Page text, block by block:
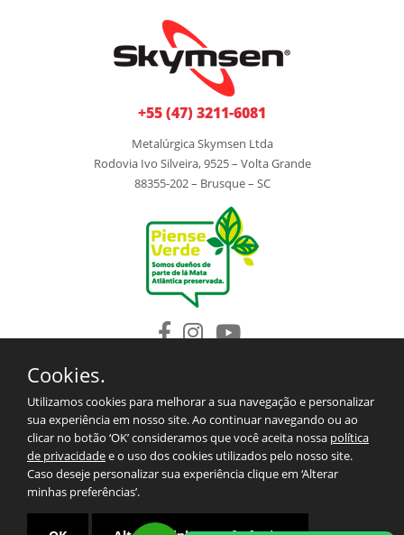
+55 (47) 3211-6081
Metalúrgica Skymsen Ltda
Rodovia Ivo Silveira, 9525 – Volta Grande
88355-202 – Brusque – SC
REPUESTOS
SAC/CONTACTO
TÉRMINOS Y CONDICIONES PARA LAS EXPORTACIONES
POLÍTICA DE PRIVACIDAD
Cookies.
Utilizamos cookies para melhorar a sua navegação e personalizar
sua experiência em nosso site. Ao continuar navegando ou ao
clicar no botão ‘OK’ consideramos que você aceita nossa política
de privacidadee o uso dos cookies utilizados pelo nosso site.
Caso deseje personalizar sua experiência clique em ‘Alterar
minhas preferências’.